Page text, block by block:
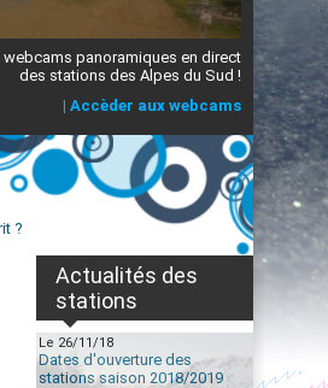
panoramiques en direct
des stations des Alpes du Sud !
| Accèder aux webcams
?
Actualités des
stations
Le 26/11/18
Dates d'ouverture des
stations saison 2018/2019